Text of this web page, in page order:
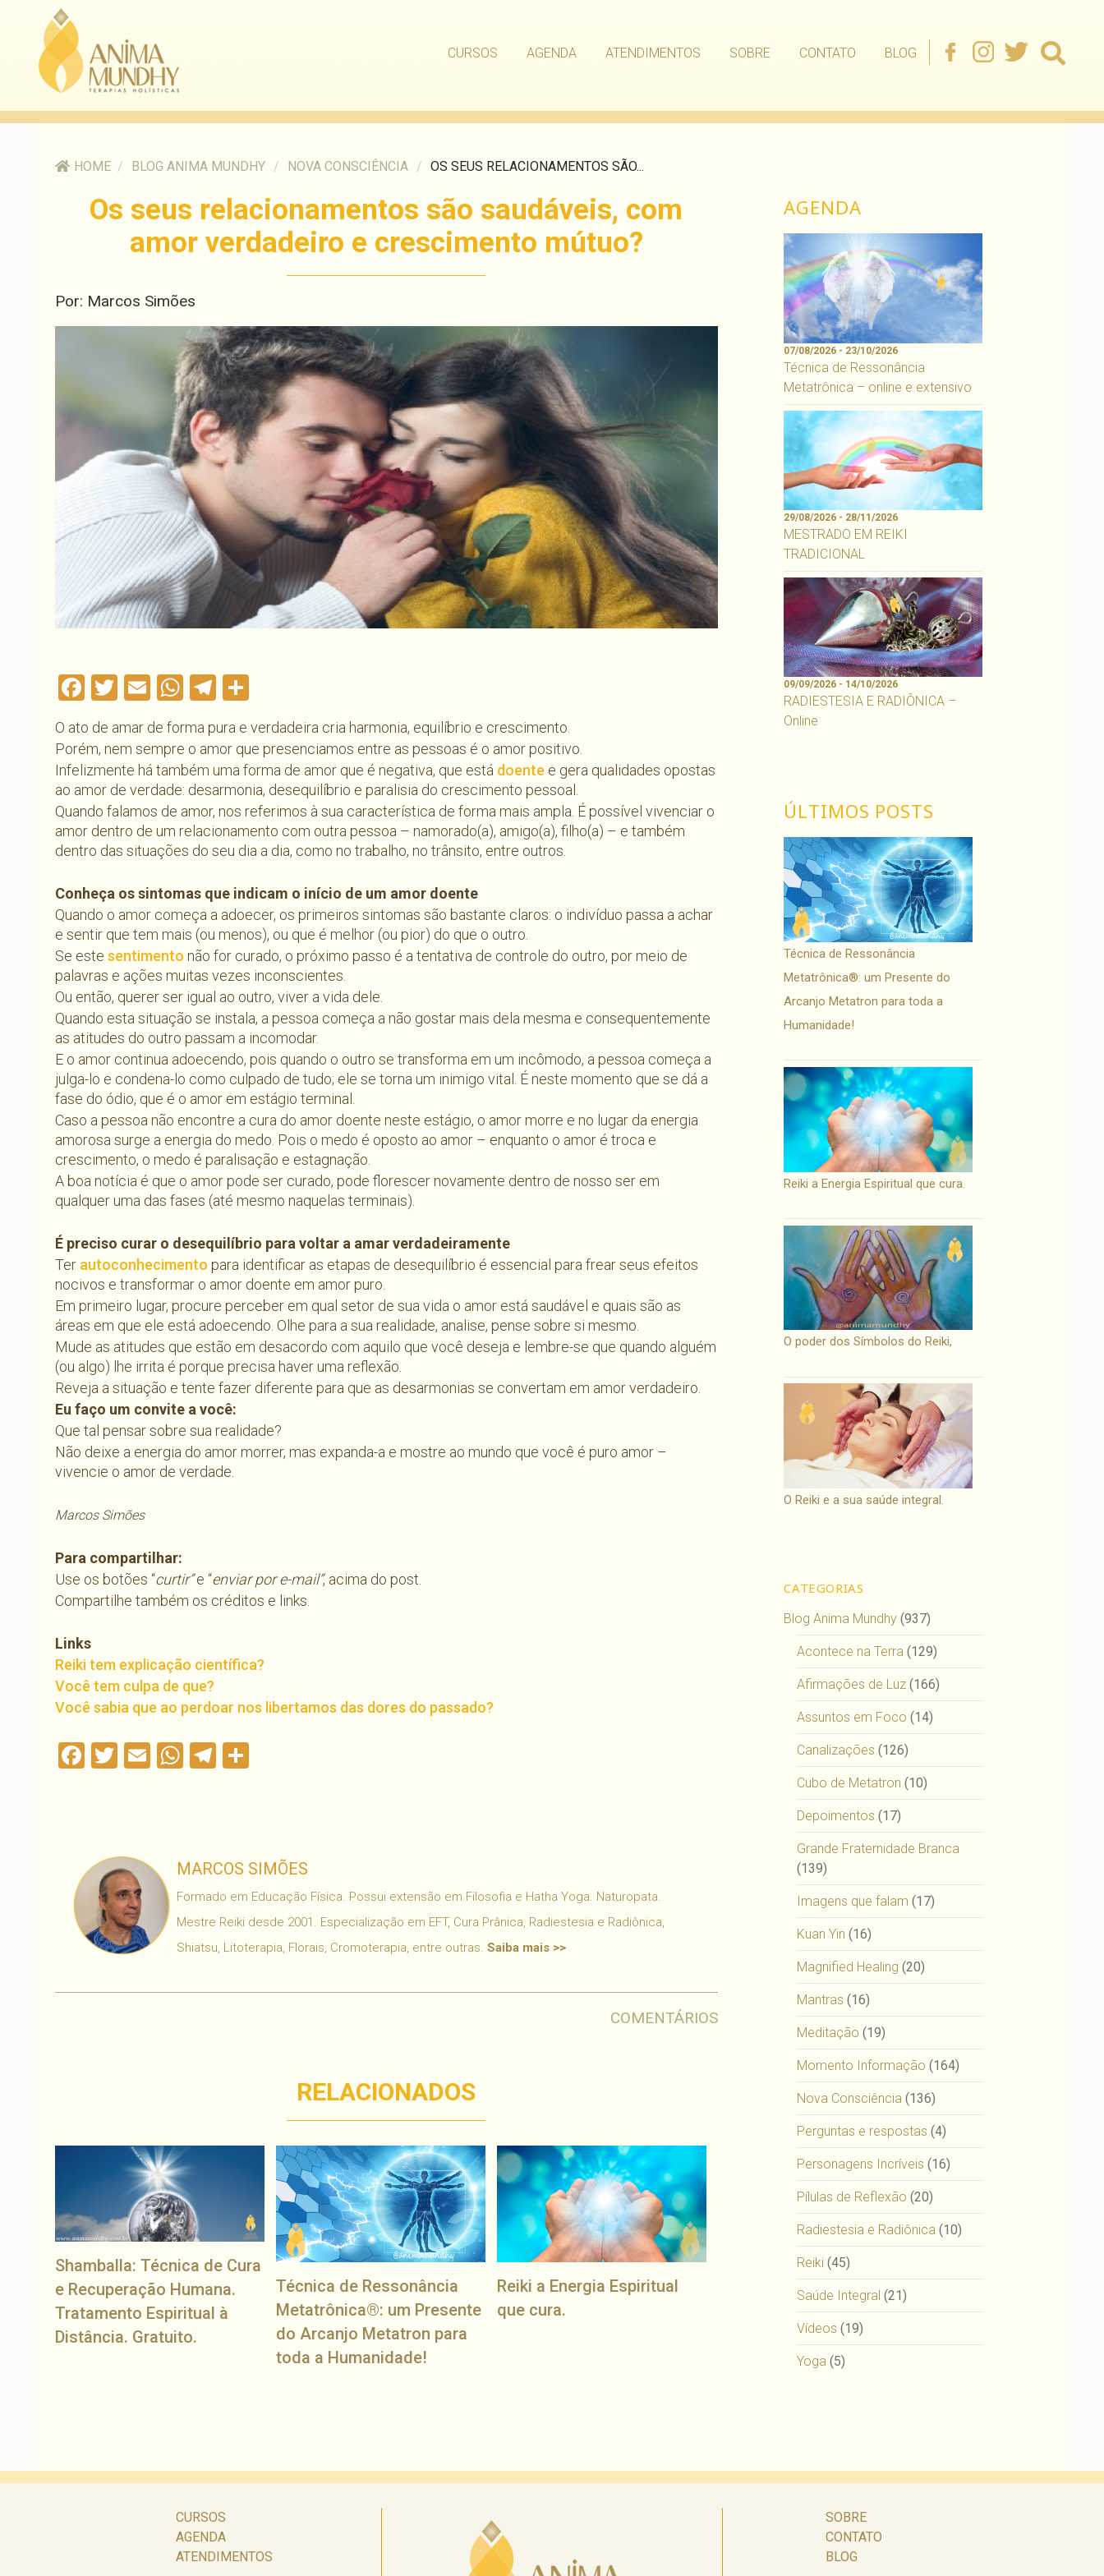
CURSOS AGENDA ATENDIMENTOS SOBRE CONTATO BLOG
HOME / BLOG ANIMA MUNDHY / NOVA CONSCIÊNCIA / OS SEUS RELACIONAMENTOS SÃO...
Os seus relacionamentos são saudáveis, com
amor verdadeiro e crescimento mútuo?
Por: Marcos Simões
Facebook
Twitter
EmailWhatsApp
Telegram
O ato de amar de forma pura e verdadeira cria harmonia, equilíbrio e crescimento.
Porém, nem sempre o amor que presenciamos entre as pessoas é o amor positivo.
Infelizmente há também uma forma de amor que é negativa, que está doente e gera qualidades opostas
ao amor de verdade: desarmonia, desequilíbrio e paralisia do crescimento pessoal.
Quando falamos de amor, nos referimos à sua característica de forma mais ampla. É possível vivenciar o
amor dentro de um relacionamento com outra pessoa – namorado(a), amigo(a), filho(a) – e também
dentro das situações do seu dia a dia, como no trabalho, no trânsito, entre outros.
Conheça os sintomas que indicam o início de um amor doente
Quando o amor começa a adoecer, os primeiros sintomas são bastante claros: o indivíduo passa a achar
e sentir que tem mais (ou menos), ou que é melhor (ou pior) do que o outro.
Se este sentimento não for curado, o próximo passo é a tentativa de controle do outro, por meio de
palavras e ações muitas vezes inconscientes.
Ou então, querer ser igual ao outro, viver a vida dele.
Quando esta situação se instala, a pessoa começa a não gostar mais dela mesma e consequentemente
as atitudes do outro passam a incomodar.
E o amor continua adoecendo, pois quando o outro se transforma em um incômodo, a pessoa começa a
julga-lo e condena-lo como culpado de tudo; ele se torna um inimigo vital. É neste momento que se dá a
fase do ódio, que é o amor em estágio terminal.
Caso a pessoa não encontre a cura do amor doente neste estágio, o amor morre e no lugar da energia
amorosa surge a energia do medo. Pois o medo é oposto ao amor – enquanto o amor é troca e
crescimento, o medo é paralisação e estagnação.
A boa notícia é que o amor pode ser curado, pode florescer novamente dentro de nosso ser em
qualquer uma das fases (até mesmo naquelas terminais).
É preciso curar o desequilíbrio para voltar a amar verdadeiramente
Ter autoconhecimento para identificar as etapas de desequilíbrio é essencial para frear seus efeitos
nocivos e transformar o amor doente em amor puro.
Em primeiro lugar, procure perceber em qual setor de sua vida o amor está saudável e quais são as
áreas em que ele está adoecendo. Olhe para a sua realidade, analise, pense sobre si mesmo.
Mude as atitudes que estão em desacordo com aquilo que você deseja e lembre-se que quando alguém
(ou algo) lhe irrita é porque precisa haver uma reflexão.
Reveja a situação e tente fazer diferente para que as desarmonias se convertam em amor verdadeiro.
Eu faço um convite a você:
Que tal pensar sobre sua realidade?
Não deixe a energia do amor morrer, mas expanda-a e mostre ao mundo que você é puro amor –
vivencie o amor de verdade.
Marcos Simões
Para compartilhar:
Use os botões “curtir”e “enviar por e-mail”, acima do post.
Compartilhe também os créditos e links.
Links
Reiki tem explicação científica?
Você tem culpa de que?
Você sabia que ao perdoar nos libertamos das dores do passado?
Facebook
Twitter
EmailWhatsApp
Telegram
MARCOS SIMÕES
Formado em Educação Física. Possui extensão em Filosofia e Hatha Yoga. Naturopata.
Mestre Reiki desde 2001. Especialização em EFT, Cura Prânica, Radiestesia e Radiônica,
Shiatsu, Litoterapia, Florais, Cromoterapia, entre outras. Saiba mais >>
COMENTÁRIOS
RELACIONADOS
Shamballa: Técnica de Cura
e Recuperação Humana.
Tratamento Espiritual à
Distância. Gratuito.
Técnica de Ressonância
Metatrônica®: um Presente
do Arcanjo Metatron para
toda a Humanidade!
Reiki a Energia Espiritual
que cura.
AGENDA
07/08/2026 - 23/10/2026
Técnica de Ressonância
Metatrônica – online e extensivo
29/08/2026 - 28/11/2026
MESTRADO EM REIKI
TRADICIONAL
09/09/2026 - 14/10/2026
RADIESTESIA E RADIÔNICA –
Online
ÚLTIMOS POSTS
Técnica de Ressonância
Metatrônica®: um Presente do
Arcanjo Metatron para toda a
Humanidade!
Reiki a Energia Espiritual que cura.
O poder dos Símbolos do Reiki,
O Reiki e a sua saúde integral.
CATEGORIAS
Blog Anima Mundhy (937)
Acontece na Terra (129)
Afirmações de Luz (166)
Assuntos em Foco (14)
Canalizações (126)
Cubo de Metatron (10)
Depoimentos (17)
Grande Fraternidade Branca
(139)
Imagens que falam (17)
Kuan Yin (16)
Magnified Healing (20)
Mantras (16)
Meditação (19)
Momento Informação (164)
Nova Consciência (136)
Perguntas e respostas (4)
Personagens Incríveis (16)
Pílulas de Reflexão (20)
Radiestesia e Radiônica (10)
Reiki (45)
Saúde Integral (21)
Vídeos (19)
Yoga (5)
CURSOS
AGENDA
ATENDIMENTOS
SOBRE
CONTATO
BLOG